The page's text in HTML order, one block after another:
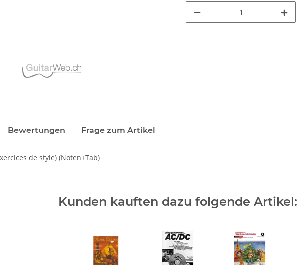
Bewertungen Frage zum Artikel
de style) (Noten+Tab)
Kunden kauften dazu folgende Artikel: